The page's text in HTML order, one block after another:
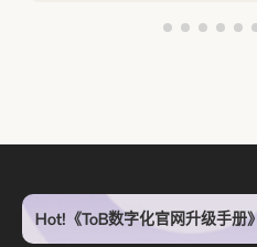
Hot!《ToB数字化官网升级手册》